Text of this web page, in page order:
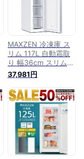
ゼン JF161HM01 エ
クプラ特選
MAXZEN 冷凍庫 ス
リム 117L 自動霜取
り 幅36cm スリム冷
凍庫 霜取り不要 フ
ァン式 家庭用 大容
量 右開き ノンフロ
ン フリーザー スト
ッカー コンパクト
冷凍 スリム 冷凍食
品 ホワイト マクス
ゼン JF117HD01
37,981円